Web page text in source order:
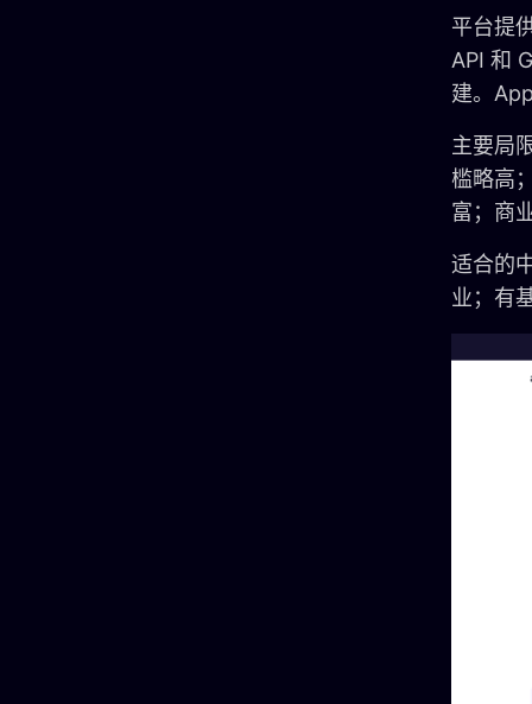
平台提
API 和
建。
主要局
槛略高
富；商
适合的
业；有